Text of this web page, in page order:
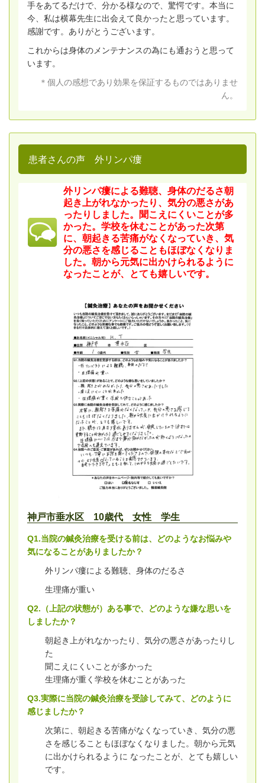
手をあてるだけで、分かる様なので、驚愕です。本当に
今、私は横幕先生に出会えて良かったと思っています。
感謝です。ありがとうございます。
これからは身体のメンテナンスの為にも通おうと思って
います。
＊個人の感想であり効果を保証するものではありませ
ん。
患者さんの声 外リンパ瘻
外リンパ瘻による難聴、身体のだるさ朝
起き上がれなかったり、気分の悪さがあ
ったりしました。聞こえにくいことが多
かった。学校を休むことがあった次第
に、朝起きる苦痛がなくなっていき、気
分の悪さを感じることもほぼなくなりま
した。朝から元気に出かけられるように
なったことが、とても嬉しいです。
神戸市垂水区 10歳代 女性 学生
Q1.当院の鍼灸治療を受ける前は、どのようなお悩みや
気になることがありましたか？
外リンパ瘻による難聴、身体のだるさ
生理痛が重い
Q2.（上記の状態が）ある事で、どのような嫌な思いを
しましたか？
朝起き上がれなかったり、気分の悪さがあったりし
た
聞こえにくいことが多かった
生理痛が重く学校を休むことがあった
Q3.実際に当院の鍼灸治療を受診してみて、どのように
感じましたか？
次第に、朝起きる苦痛がなくなっていき、気分の悪
さを感じることもほぼなくなりました。朝から元気
に出かけられるように なったことが、とても嬉しい
です。